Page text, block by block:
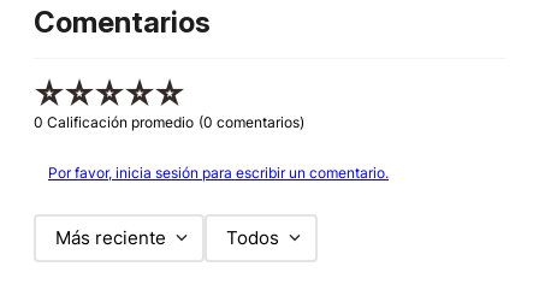
Comentarios
☆☆☆☆☆
0 Calificación promedio (0 comentarios)
Por favor, inicia sesión para escribir un comentario.
Más reciente Todos